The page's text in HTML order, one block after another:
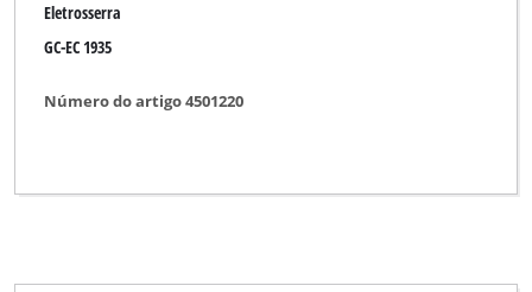
Eletrosserra
GC-EC 1935
Número do artigo 4501220